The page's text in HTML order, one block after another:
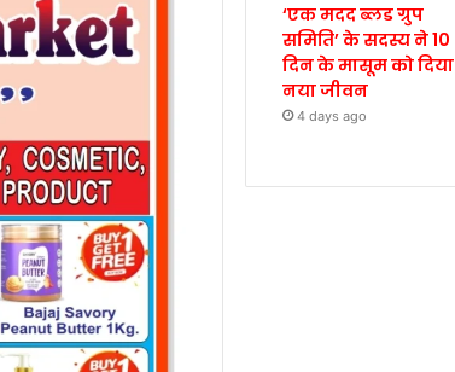
‘एक मदद ब्लड ग्रुप
समिति’ के सदस्य ने 10
दिन के मासूम को दिया
नया जीवन
4 days ago